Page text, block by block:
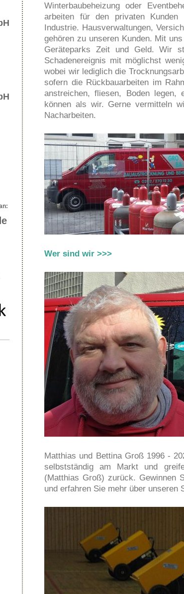
Winterbaubeheizung oder
arbeiten für den privaten
Industrie. Hausverwaltungen,
gehören zu unseren Kunden. Mit
Geräteparks Zeit und Geld. Wir
Schadenereignis mit möglichst
wobei wir lediglich die
sofern die Rückbauarbeiten im
anstreichen, fliesen, Boden
können als wir. Gerne vermitteln
Nacharbeiten.
Wer sind wir >>>
Matthias und Bettina Groß 1996 -
selbstständig am Markt und
(Matthias Groß) zurück. Gewinnen
und erfahren Sie mehr über unseren